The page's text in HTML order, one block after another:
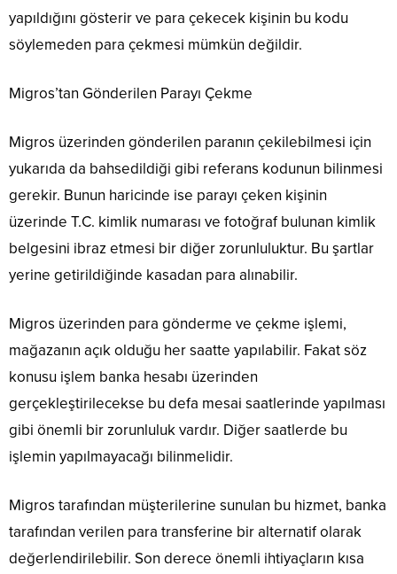
yapıldığını gösterir ve para çekecek kişinin bu kodu
söylemeden para çekmesi mümkün değildir.
Migros’tan Gönderilen Parayı Çekme
Migros üzerinden gönderilen paranın çekilebilmesi için
yukarıda da bahsedildiği gibi referans kodunun bilinmesi
gerekir. Bunun haricinde ise parayı çeken kişinin
üzerinde T.C. kimlik numarası ve fotoğraf bulunan kimlik
belgesini ibraz etmesi bir diğer zorunluluktur. Bu şartlar
yerine getirildiğinde kasadan para alınabilir.
Migros üzerinden para gönderme ve çekme işlemi,
mağazanın açık olduğu her saatte yapılabilir. Fakat söz
konusu işlem banka hesabı üzerinden
gerçekleştirilecekse bu defa mesai saatlerinde yapılması
gibi önemli bir zorunluluk vardır. Diğer saatlerde bu
işlemin yapılmayacağı bilinmelidir.
Migros tarafından müşterilerine sunulan bu hizmet, banka
tarafından verilen para transferine bir alternatif olarak
değerlendirilebilir. Son derece önemli ihtiyaçların kısa